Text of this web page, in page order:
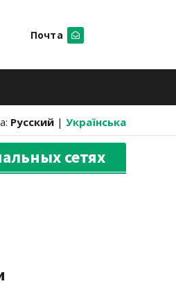
Почта
Русский | Українська
сетях